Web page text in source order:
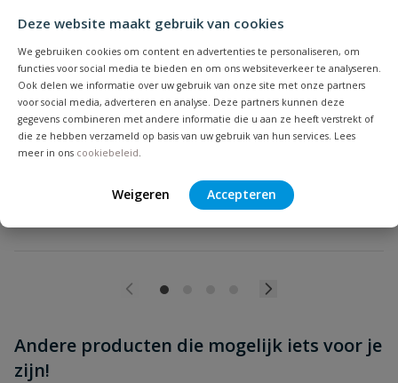
Deze website maakt gebruik van cookies
We gebruiken cookies om content en advertenties te personaliseren, om
functies voor social media te bieden en om ons websiteverkeer te analyseren.
Ook delen we informatie over uw gebruik van onze site met onze partners
voor social media, adverteren en analyse. Deze partners kunnen deze
gegevens combineren met andere informatie die u aan ze heeft verstrekt of
die ze hebben verzameld op basis van uw gebruik van hun services. Lees
meer in ons cookiebeleid.
Weigeren Accepteren
Beoordeling versturen
DYKA montage oog
Dyka montage oog, voor het bevestigen van de dyka beugels
aan houtdraapen of draadeind
Op voorraad
Andere producten die mogelijk iets voor je
zijn!